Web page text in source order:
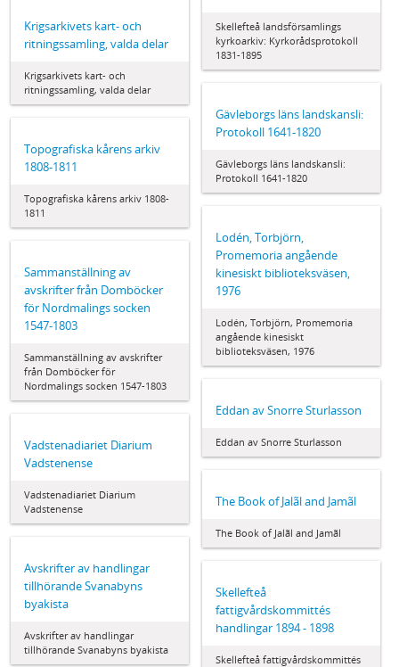
Skellefteå landsförsamlings
kyrkoarkiv: Kyrkorådsprotokoll
1831-1895
Krigsarkivets kart- och
ritningssamling, valda delar
Krigsarkivets kart- och
ritningssamling, valda delar
Gävleborgs läns landskansli:
Protokoll 1641-1820
Gävleborgs läns landskansli:
Protokoll 1641-1820
Topografiska kårens arkiv
1808-1811
Topografiska kårens arkiv 1808-
1811
Lodén, Torbjörn,
Promemoria angående
kinesiskt biblioteksväsen,
1976
Lodén, Torbjörn, Promemoria
angående kinesiskt
biblioteksväsen, 1976
Sammanställning av
avskrifter från Domböcker
för Nordmalings socken
1547-1803
Sammanställning av avskrifter
från Domböcker för
Nordmalings socken 1547-1803
Eddan av Snorre Sturlasson
Eddan av Snorre Sturlasson
Vadstenadiariet Diarium
Vadstenense
Vadstenadiariet Diarium
Vadstenense
The Book of Jalãl and Jamãl
The Book of Jalãl and Jamãl
Avskrifter av handlingar
tillhörande Svanabyns
byakista
Avskrifter av handlingar
tillhörande Svanabyns byakista
Skellefteå
fattigvårdskommittés
handlingar 1894 - 1898
Skellefteå fattigvårdskommittés